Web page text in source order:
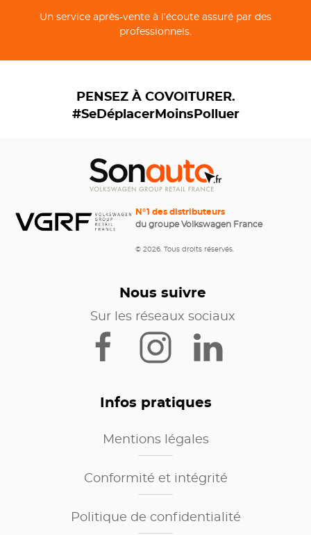
Un service après-vente à l’écoute assuré par des
professionnels.
PENSEZ À COVOITURER.
#SeDéplacerMoinsPolluer
N°1 des distributeurs
du groupe Volkswagen France
© 2026. Tous droits réservés.
Nous suivre
Sur les réseaux sociaux
Infos pratiques
Mentions légales
Conformité et intégrité
Politique de confidentialité